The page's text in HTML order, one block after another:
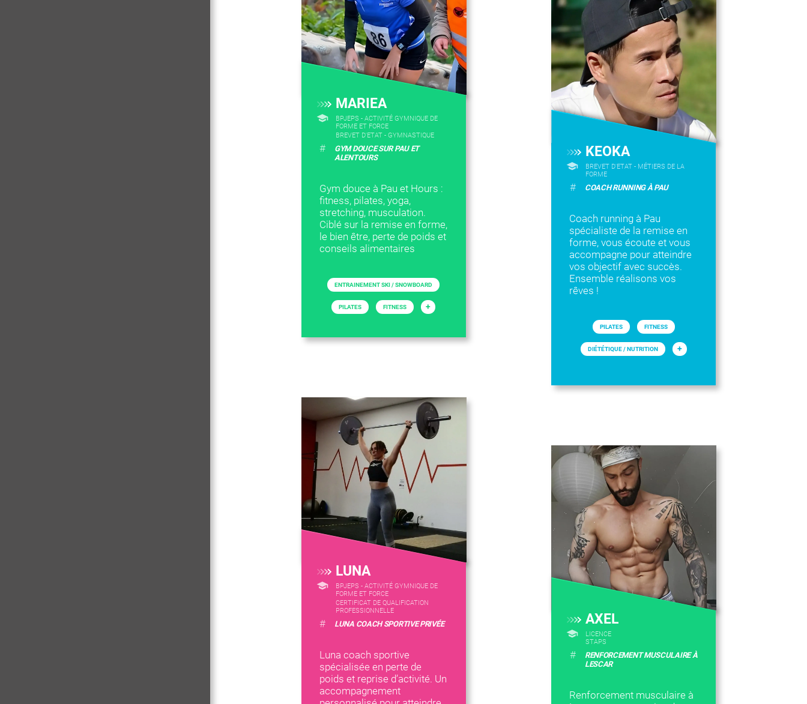
MARIEA
BPJEPS - ACTIVITÉ GYMNIQUE DE
FORME ET FORCE
BREVET D'ETAT - GYMNASTIQUE
#
GYM DOUCE SUR PAU ET
ALENTOURS
Gym douce à Pau et Hours :
fitness, pilates, yoga,
stretching, musculation.
Ciblé sur la remise en forme,
le bien être, perte de poids et
conseils alimentaires
ENTRAINEMENT SKI / SNOWBOARD
PILATES FITNESS +
KEOKA
BREVET D'ETAT - MÉTIERS DE LA
FORME
# COACH RUNNING À PAU
Coach running à Pau
spécialiste de la remise en
forme, vous écoute et vous
accompagne pour atteindre
vos objectif avec succès.
Ensemble réalisons vos
rêves !
PILATES FITNESS
DIÉTÉTIQUE / NUTRITION +
LUNA
BPJEPS - ACTIVITÉ GYMNIQUE DE
FORME ET FORCE
CERTIFICAT DE QUALIFICATION
PROFESSIONNELLE
# LUNA COACH SPORTIVE PRIVÉE
Luna coach sportive
spécialisée en perte de
poids et reprise d’activité. Un
accompagnement
AXEL
LICENCE
STAPS
#
RENFORCEMENT MUSCULAIRE À
LESCAR
Renforcement musculaire à